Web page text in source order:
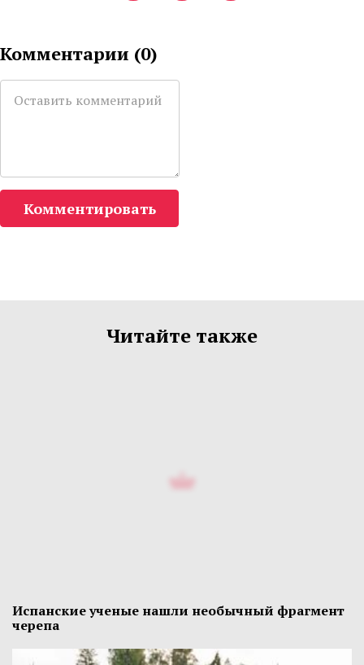
Комментарии (0)
Комментировать
Читайте также
Испанские ученые нашли необычный фрагмент
черепа